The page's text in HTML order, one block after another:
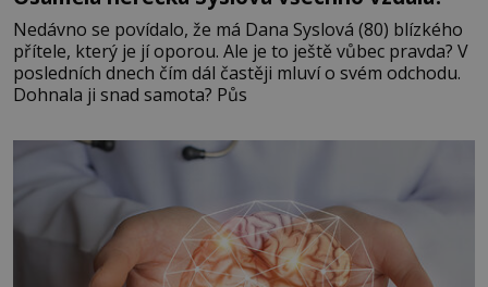
Nedávno se povídalo, že má Dana Syslová (80) blízkého
přítele, který je jí oporou. Ale je to ještě vůbec pravda? V
posledních dnech čím dál častěji mluví o svém odchodu.
Dohnala ji snad samota? Půs